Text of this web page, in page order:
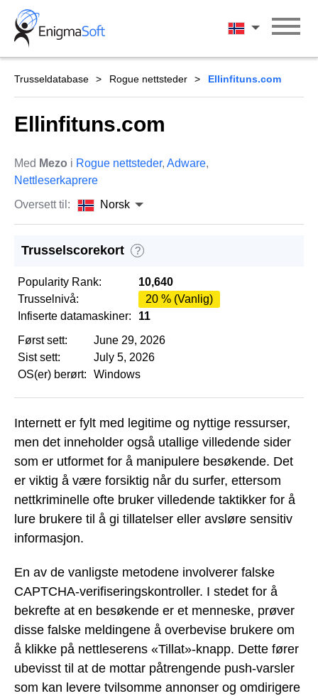
Skip
content
Norsk
Trusseldatabase Rogue nettsteder Ellinfituns.com
Ellinfituns.com
Med Mezo i Rogue nettsteder, Adware,
Nettleserkaprere
Oversett til:
Norsk
Trusselscorekort ?
Popularity Rank:
10,640
Trusselnivå:
20 % (Vanlig)
Infiserte datamaskiner:
11
Først sett:
June 29, 2026
Sist sett:
July 5, 2026
OS(er) berørt:
Windows
Internett er fylt med legitime og nyttige ressurser,
men det inneholder også utallige villedende sider
som er utformet for å manipulere besøkende. Det
er viktig å være forsiktig når du surfer, ettersom
nettkriminelle ofte bruker villedende taktikker for å
lure brukere til å gi tillatelser eller avsløre sensitiv
informasjon.
En av de vanligste metodene involverer falske
CAPTCHA-verifiseringskontroller. I stedet for å
bekrefte at en besøkende er et menneske, prøver
disse falske meldingene å overbevise brukere om
å klikke på nettleserens «Tillat»-knapp. Dette fører
ubevisst til at de mottar påtrengende push-varsler
som kan levere tvilsomme annonser og omdirigere